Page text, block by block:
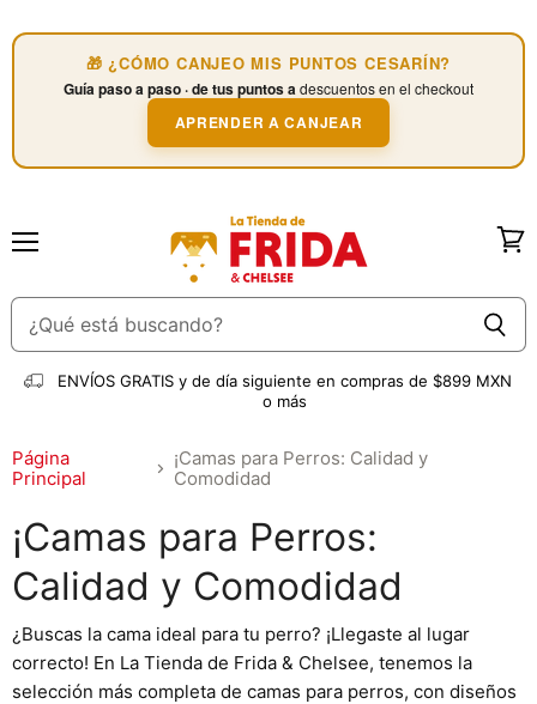
🎁 ¿CÓMO CANJEO MIS PUNTOS CESARÍN?
Guía paso a paso · de tus puntos adescuentos en el checkout
APRENDER A CANJEAR
ENVÍOS GRATIS y de día siguiente en compras de $899 MXN
o más
Página
Principal
¡Camas para Perros: Calidad y
Comodidad
¡Camas para Perros:
Calidad y Comodidad
¿Buscas la cama ideal para tu perro? ¡Llegaste al lugar
correcto! En La Tienda de Frida & Chelsee, tenemos la
selección más completa de camas para perros, con diseños